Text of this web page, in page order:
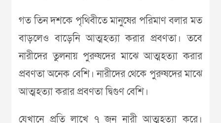
গত তিন দশকে পৃথিবীতে মানুষের পরিমাণ বলার মত
বাড়লেও বাড়েনি আত্মহত্যা করার প্রবণতা। তবে
নারীদের তুলনায় পুরুষদের মাঝে আত্মহত্যা করার
প্রবণতা অনেক বেশি। নারীদের থেকে পুরুষদের মাঝে
আত্মহত্যা করার প্রবণতা দ্বিগুণ বেশি।
যেখানে প্রতি লাখে ৭ জন নারী আত্মহত্যা করে।